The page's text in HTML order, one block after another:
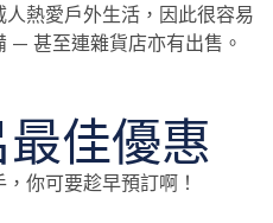
熱愛戶外生活，因此很容易
— 甚至連雜貨店亦有出售。
呂最佳優惠
你可要趁早預訂啊！